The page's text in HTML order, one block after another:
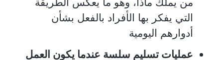
التي يفكر بها الأفراد بالفعل بشأن
أدوارهم اليومية
عمليات تسليم سلسة عندما يكون العمل